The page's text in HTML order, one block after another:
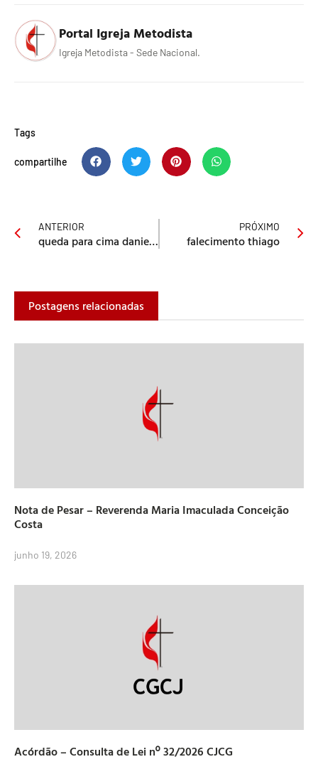
Portal Igreja Metodista
Igreja Metodista - Sede Nacional.
Tags
compartilhe
ANTERIOR
queda para cima daniel rocha
PRÓXIMO
falecimento thiago
Postagens relacionadas
Nota de Pesar – Reverenda Maria Imaculada Conceição
Costa
junho 19, 2026
Acórdão – Consulta de Lei nº 32/2026 CJCG